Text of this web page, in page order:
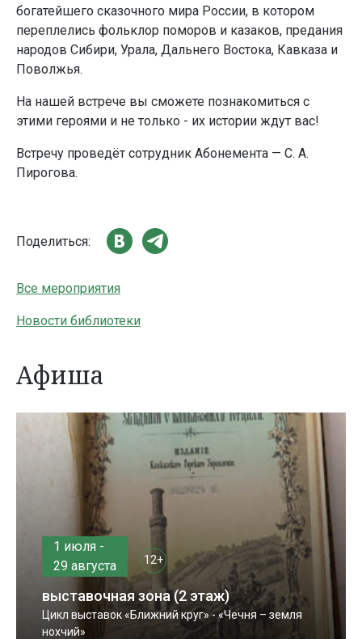
богатейшего сказочного мира России, в котором
переплелись фольклор поморов и казаков, предания
народов Сибири, Урала, Дальнего Востока, Кавказа и
Поволжья.
На нашей встрече вы сможете познакомиться с
этими героями и не только - их истории ждут вас!
Встречу проведёт сотрудник Абонемента — С. А.
Пирогова.
Поделиться:
Все мероприятия
Новости библиотеки
Афиша
1 июля -
29 августа
12+
выставочная зона (2 этаж)
Цикл выставок «Ближний круг» - «Чечня – земля
нохчий»